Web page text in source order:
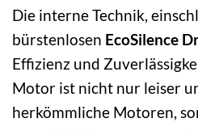
Die interne Technik,
bürstenlosen EcoSilence
Effizienz und
Motor ist nicht nur leiser
herkömmliche Motoren,